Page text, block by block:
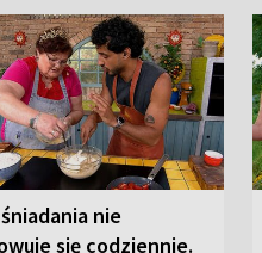
nie
się codziennie.